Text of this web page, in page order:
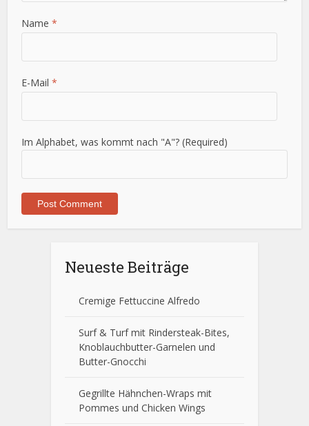
Name*
E-Mail*
Im Alphabet, was kommt nach "A"? (Required)
Neueste Beiträge
Cremige Fettuccine Alfredo
Surf & Turf mit Rindersteak-Bites,
Knoblauchbutter-Garnelen und
Butter-Gnocchi
Gegrillte Hähnchen-Wraps mit
Pommes und Chicken Wings